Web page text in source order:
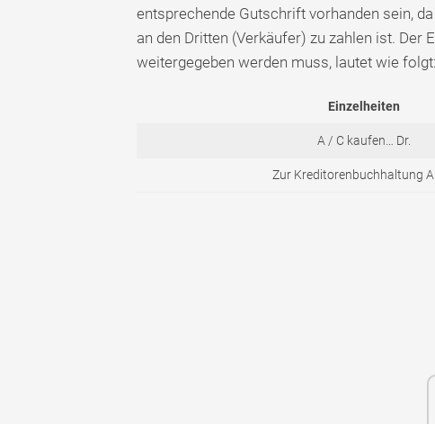
entsprechende Gutschrift vorhanden sein,
an den Dritten (Verkäufer) zu zahlen ist. Der
weitergegeben werden muss, lautet wie folgt:
Einzelheiten
A / C kaufen… Dr.
Zur Kreditorenbuchhaltung A